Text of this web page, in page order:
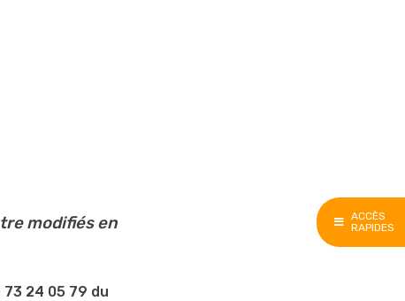
ACCÈS
RAPIDES
modifiés en
24 05 79 du